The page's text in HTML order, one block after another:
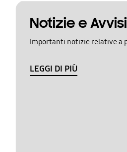
Notizie e Avvisi
Importanti notizie relative a
LEGGI DI PIÙ